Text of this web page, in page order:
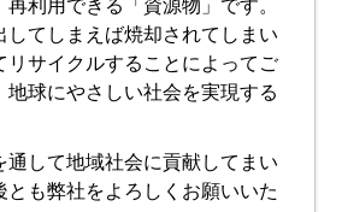
利用できる「資源物」です。
してしまえば焼却されてしまい
リサイクルすることによってご
地球にやさしい社会を実現する
通して地域社会に貢献してまい
とも弊社をよろしくお願いいた